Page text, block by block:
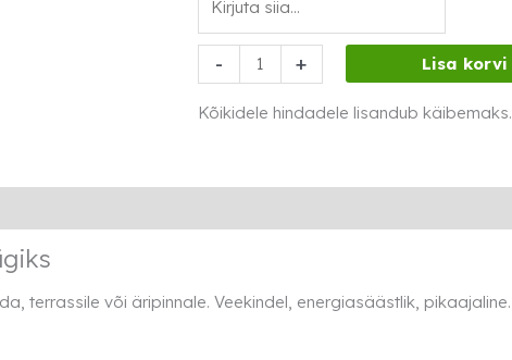
-
Valgusketi
dimmer
kogus
+ Lisa korvi
Kõikidele hindadele lisandub käibemaks.
terrassile või äripinnale. Veekindel, energiasäästlik, pikaajaline.